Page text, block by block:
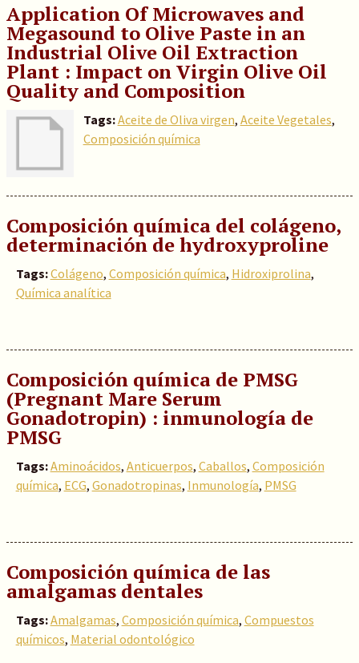
Application Of Microwaves and
Megasound to Olive Paste in an
Industrial Olive Oil Extraction
Plant : Impact on Virgin Olive Oil
Quality and Composition
Tags:Aceite de Oliva virgen, Aceite Vegetales,
Composición química
Composición química del colágeno,
determinación de hydroxyproline
Tags:Colágeno, Composición química, Hidroxiprolina,
Química analítica
Composición química de PMSG
(Pregnant Mare Serum
Gonadotropin) : inmunología de
PMSG
Tags:Aminoácidos, Anticuerpos, Caballos, Composición
química, ECG, Gonadotropinas, Inmunología, PMSG
Composición química de las
amalgamas dentales
Tags:Amalgamas, Composición química, Compuestos
químicos, Material odontológico